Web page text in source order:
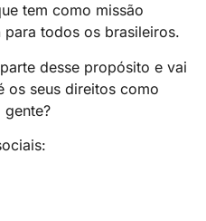
tem como missão
para todos os brasileiros.
desse propósito e vai
os seus direitos como
gente?